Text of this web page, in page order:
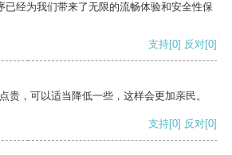
已经为我们带来了无限的流畅体验和安全性保
支持[0] 反对[0]
贵，可以适当降低一些，这样会更加亲民。
支持[0] 反对[0]